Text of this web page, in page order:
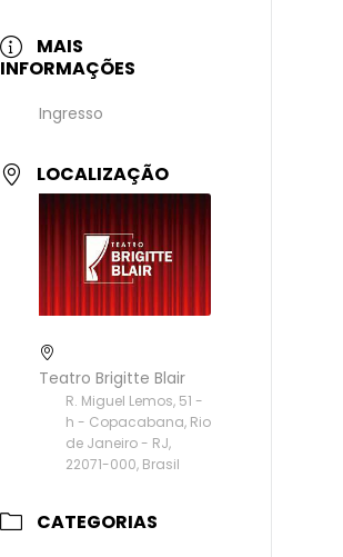
MAIS
INFORMAÇÕES
Ingresso
LOCALIZAÇÃO
Teatro Brigitte Blair
R. Miguel Lemos, 51 -
h - Copacabana, Rio
de Janeiro - RJ,
22071-000, Brasil
CATEGORIAS